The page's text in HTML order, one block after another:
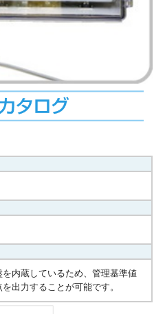
内蔵しているため、管理基準値
出力することが可能です。